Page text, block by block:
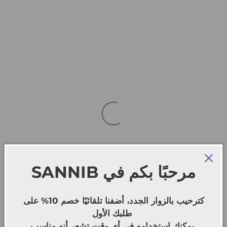
SANNIB
كترحيب بالزوار الجدد، أضفنا تلقائيًا خصم 10% على